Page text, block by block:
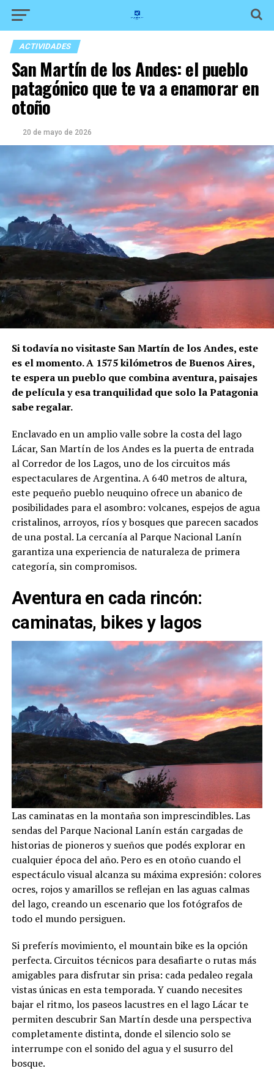
ACTIVIDADES
San Martín de los Andes: el pueblo
patagónico que te va a enamorar en
otoño
20 de mayo de 2026
Si todavía no visitaste San Martín de los Andes, este
es el momento. A 1575 kilómetros de Buenos Aires,
te espera un pueblo que combina aventura, paisajes
de película y esa tranquilidad que solo la Patagonia
sabe regalar.
Enclavado en un amplio valle sobre la costa del lago
Lácar, San Martín de los Andes es la puerta de entrada
al Corredor de los Lagos, uno de los circuitos más
espectaculares de Argentina. A 640 metros de altura,
este pequeño pueblo neuquino ofrece un abanico de
posibilidades para el asombro: volcanes, espejos de agua
cristalinos, arroyos, ríos y bosques que parecen sacados
de una postal. La cercanía al Parque Nacional Lanín
garantiza una experiencia de naturaleza de primera
categoría, sin compromisos.
Aventura en cada rincón:
caminatas, bikes y lagos
Las caminatas en la montaña son imprescindibles. Las
sendas del Parque Nacional Lanín están cargadas de
historias de pioneros y sueños que podés explorar en
cualquier época del año. Pero es en otoño cuando el
espectáculo visual alcanza su máxima expresión: colores
ocres, rojos y amarillos se reflejan en las aguas calmas
del lago, creando un escenario que los fotógrafos de
todo el mundo persiguen.
Si preferís movimiento, el mountain bike es la opción
perfecta. Circuitos técnicos para desafiarte o rutas más
amigables para disfrutar sin prisa: cada pedaleo regala
vistas únicas en esta temporada. Y cuando necesites
bajar el ritmo, los paseos lacustres en el lago Lácar te
permiten descubrir San Martín desde una perspectiva
completamente distinta, donde el silencio solo se
interrumpe con el sonido del agua y el susurro del
bosque.